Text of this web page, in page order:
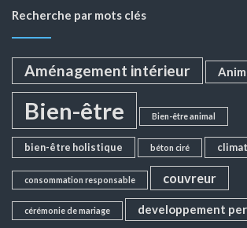
Recherche par mots clés
Aménagement intérieur
Bien-être Bien-être animal
bien-être holistique béton ciré
consommation responsable couvreur
cérémonie de mariage developpement